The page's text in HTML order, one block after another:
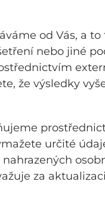
od Vás, a
nebo jiné
že výsledky
určité
za